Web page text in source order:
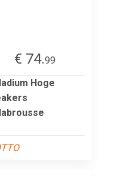
€ 74.99
Hoge